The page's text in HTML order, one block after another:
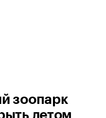
зоопарк
летом